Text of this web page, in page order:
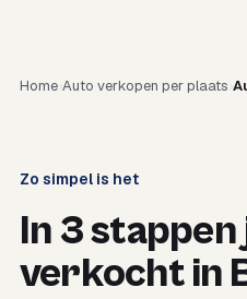
Home Auto verkopen per plaats
Zo simpel is het
In 3 stappen
verkocht in